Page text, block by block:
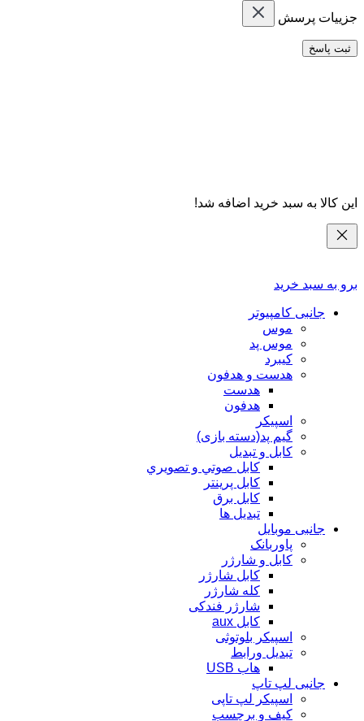
جزییات پرسش
ثبت پاسخ
این کالا به سبد خرید اضافه شد!
برو به سبد خرید
جانبی کامپیوتر
موس
موس پد
کیبرد
هدست و هدفون
هدست
هدفون
اسپیکر
گیم پد(دسته بازی)
کابل و تبدیل
كابل صوتي و تصويري
کابل پرینتر
کابل برق
تبدیل ها
جانبی موبایل
پاوربانک
کابل و شارژر
کابل شارژر
کله شارژر
شارژر فندکی
کابل aux
اسپیکر بلوتوثی
تبدیل ورابط
هاب USB
جانبی لپ تاپ
اسپیکر لپ تاپی
کیف و برچسب